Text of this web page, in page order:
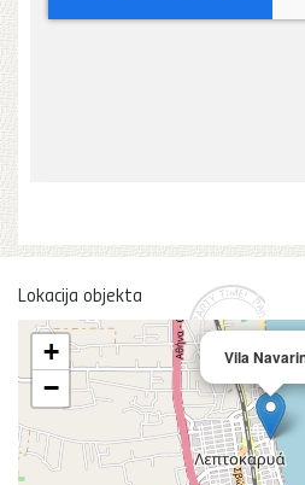
Lokacija objekta
Vila
+
−